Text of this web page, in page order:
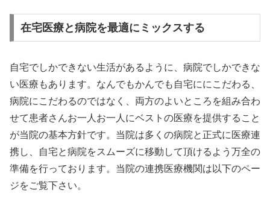
在宅医療と病院を最適にミックスする
自宅でしかできない生活があるように、病院でしかできな
い医療もあります。なんでもかんでも自宅ににこだわる、
病院にこだわるのではなく、両方のよいところを組み合わ
せて患者さんお一人お一人にベストの医療を提供すること
が当院の基本方針です。当院は多くの病院と正式に医療連
携し、自宅と病院をスムーズに移動して頂けるよう万全の
準備を行っております。当院の連携医療機関は以下のペー
ジをご覧下さい。